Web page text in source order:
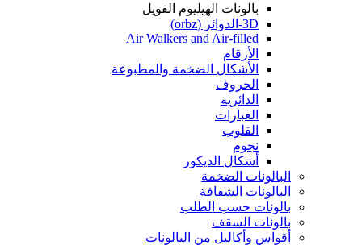
بالونات الهيليوم الفويل
3D-الدوائر (orbz)
Air Walkers and Air-filled
الأرقام
الأشكال الضخمة والمطبوعة
الحروف
الدائرية
العبارات
القلوب
نجوم
أشكال الديكور
البالونات الضخمة
البالونات الشفافة
بالونات حسب الطلب
بالونات السقف
أقواس وأكاليل من البالونات